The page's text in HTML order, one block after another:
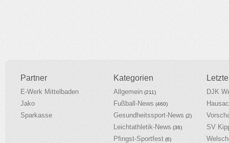
Partner
E-Werk Mittelbaden
Jako
Sparkasse
Kategorien
Allgemein (211)
Fußball-News (460)
Gesundheitssport-News (2)
Leichtathletik-News (36)
Pfingst-Sportfest (6)
DJK
SV